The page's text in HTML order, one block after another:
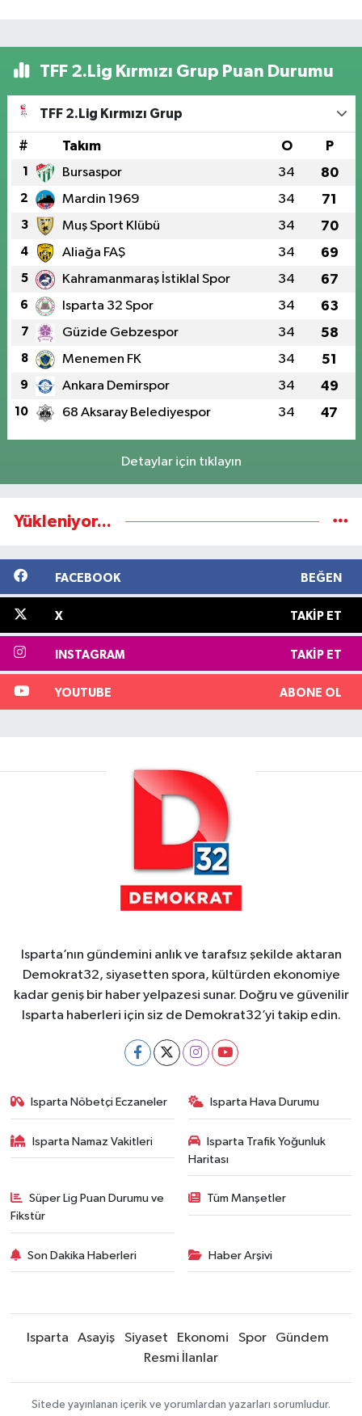
TFF 2.Lig Kırmızı Grup Puan Durumu
TFF 2.Lig Kırmızı Grup
# Takım O P
1 Bursaspor 34 80
2 Mardin 1969 34 71
3 Muş Sport Klübü 34 70
4 Aliağa FAŞ 34 69
5 Kahramanmaraş İstiklal Spor 34 67
6 Isparta 32 Spor 34 63
7 Güzide Gebzespor 34 58
8 Menemen FK 34 51
9 Ankara Demirspor 34 49
10 68 Aksaray Belediyespor 34 47
Detaylar için tıklayın
Yükleniyor...
FACEBOOK BEĞEN
X TAKIP ET
INSTAGRAM TAKIP ET
YOUTUBE ABONE OL
Isparta’nın gündemini anlık ve tarafsız şekilde aktaran
Demokrat32, siyasetten spora, kültürden ekonomiye
kadar geniş bir haber yelpazesi sunar. Doğru ve güvenilir
Isparta haberleri için siz de Demokrat32’yi takip edin.
Isparta Nöbetçi Eczaneler Isparta Hava Durumu
Isparta Namaz Vakitleri
Isparta Trafik Yoğunluk
Haritası
Süper Lig Puan Durumu ve
Fikstür
Tüm Manşetler
Son Dakika Haberleri Haber Arşivi
Isparta Asayiş Siyaset Ekonomi Spor
Gündem
Resmi İlanlar
Sitede yayınlanan içerik ve yorumlardan yazarları sorumludur.